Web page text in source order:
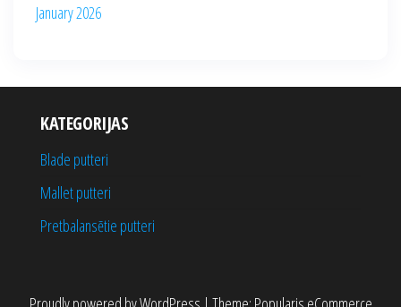
January 2026
KATEGORIJAS
Blade putteri
Mallet putteri
Pretbalansētie putteri